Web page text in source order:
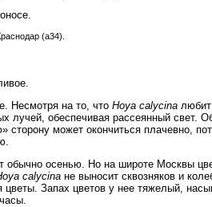
(a34).
Несмотря на то, что Hoya calycina
лучей, обеспечивая рассеянный
сторону может окончиться плачевно,
обычно осенью. Но на широте Москвы
calycina не выносит сквозняков и
цветы. Запах цветов у нее тяжелый,